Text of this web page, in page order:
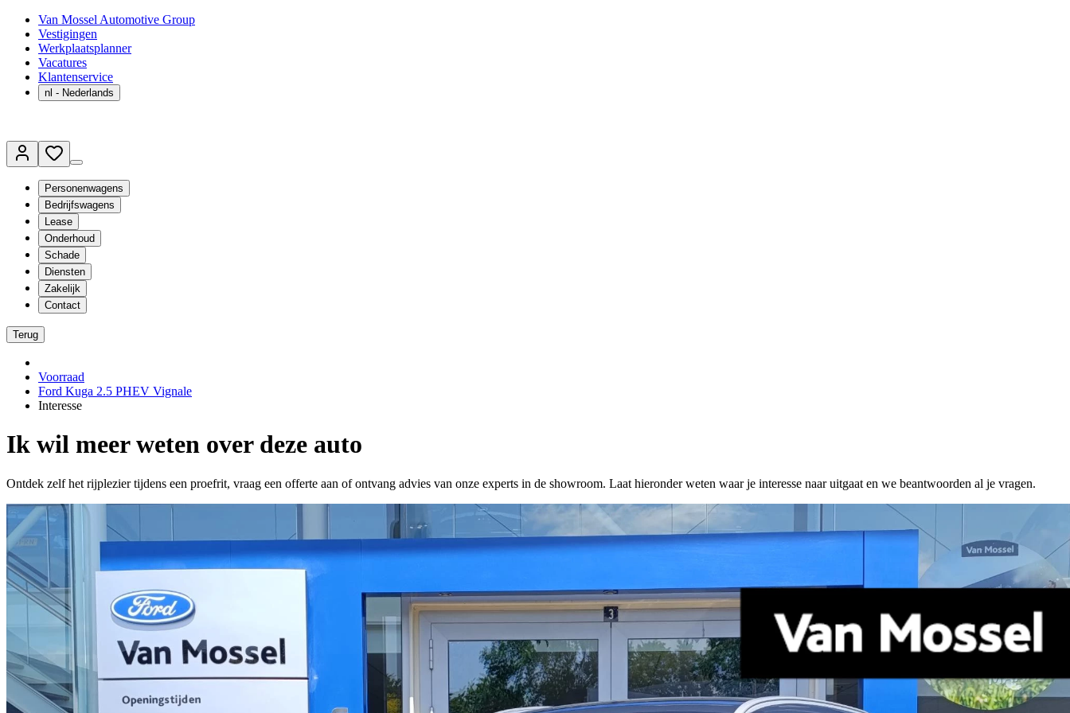
Van Mossel Automotive Group
Vestigingen
Werkplaatsplanner
Vacatures
Klantenservice
nl - Nederlands
Personenwagens
Bedrijfswagens
Lease
Onderhoud
Schade
Diensten
Zakelijk
Contact
Terug
Voorraad
Ford Kuga 2.5 PHEV Vignale
Interesse
Ik wil meer weten over deze auto
Ontdek zelf het rijplezier tijdens een proefrit, vraag een offerte aan of ontvang advies van onze experts in de showroom. Laat hieronder weten waar je interesse naar uitgaat en we beantwoorden al je vragen.